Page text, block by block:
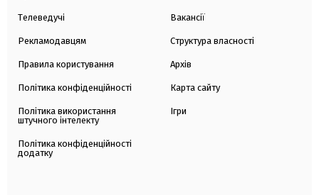
Телеведучі
Рекламодавцям
Правила користування
Політика конфіденційності
Політика використання
штучного інтелекту
Політика конфіденційності
додатку
Вакансії
Структура власності
Архів
Карта сайту
Ігри